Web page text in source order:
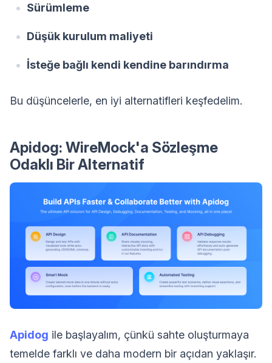
Sürümleme
Düşük kurulum maliyeti
İsteğe bağlı kendi kendine barındırma
Bu düşüncelerle, en iyi alternatifleri keşfedelim.
Apidog: WireMock'a Sözleşme
Odaklı Bir Alternatif
Apidog ile başlayalım, çünkü sahte oluşturmaya
temelde farklı ve daha modern bir açıdan yaklaşır.